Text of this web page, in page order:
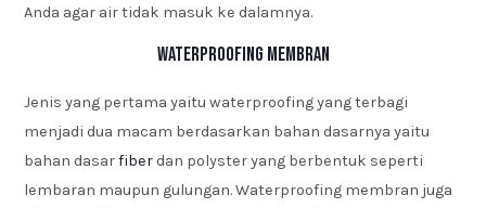
Anda agar air tidak masuk ke dalamnya.
Waterproofing Membran
Jenis yang pertama yaitu waterproofing yang terbagi
menjadi dua macam berdasarkan bahan dasarnya yaitu
bahan dasarfiberdan polyster yang berbentuk seperti
lembaran maupun gulungan. Waterproofing membran juga